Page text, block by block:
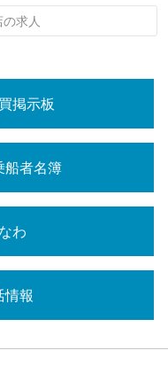
求人
掲示板
船者名簿
わ
情報